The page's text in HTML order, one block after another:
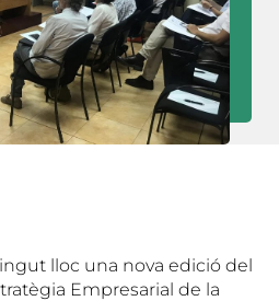
lloc una nova edició del
Empresarial de la